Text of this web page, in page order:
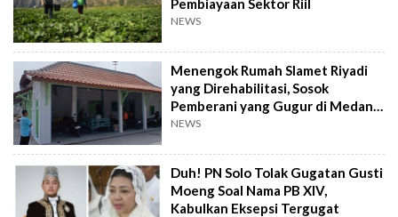
Pembiayaan Sektor Riil
NEWS
Menengok Rumah Slamet Riyadi
yang Direhabilitasi, Sosok
Pemberani yang Gugur di Medan
Perang
NEWS
Duh! PN Solo Tolak Gugatan Gusti
Moeng Soal Nama PB XIV,
Kabulkan Eksepsi Tergugat